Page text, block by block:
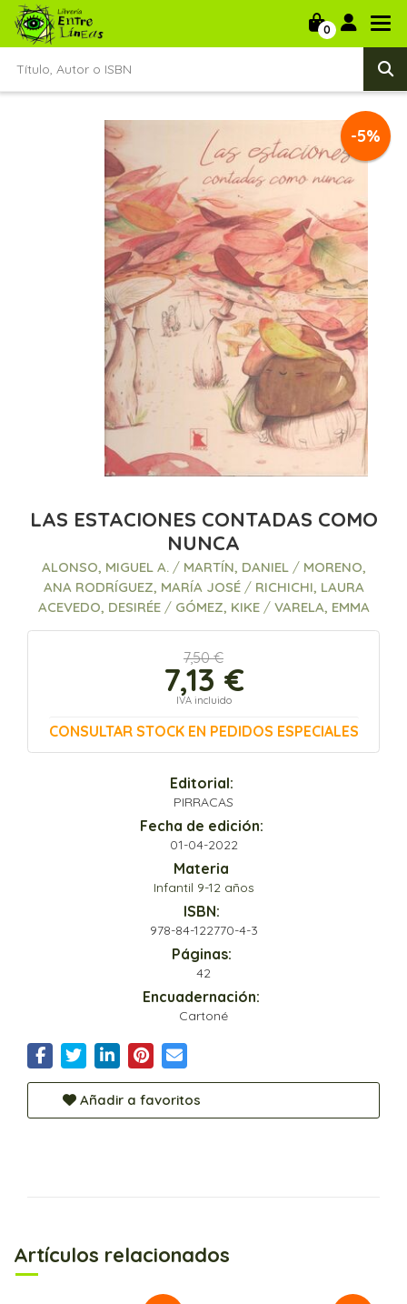
0
-5%
LAS ESTACIONES CONTADAS COMO
NUNCA
ALONSO, MIGUEL A./ MARTÍN, DANIEL/ MORENO,
ANA RODRÍGUEZ, MARÍA JOSÉ/ RICHICHI, LAURA
ACEVEDO, DESIRÉE/ GÓMEZ, KIKE/ VARELA, EMMA
7,50 €
7,13 €
IVA incluido
CONSULTAR STOCK EN PEDIDOS ESPECIALES
Editorial:
PIRRACAS
Fecha de edición:
01-04-2022
Materia
Infantil 9-12 años
ISBN:
978-84-122770-4-3
Páginas:
42
Encuadernación:
Cartoné
Añadir a favoritos
Artículos relacionados